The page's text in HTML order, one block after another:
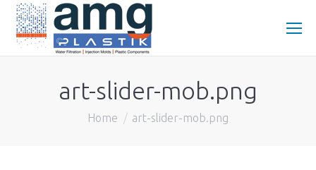
art-slider-mob.png
Home art-slider-mob.png